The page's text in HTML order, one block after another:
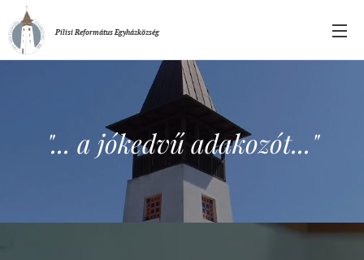
Pilisi Református Egyházközség
"... a jókedvű adakozót..."